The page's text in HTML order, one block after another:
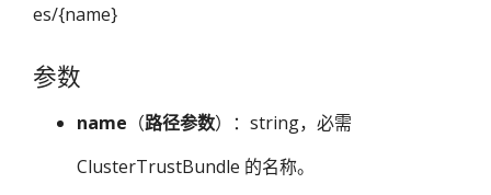
es/{name}
参数
name （路径参数）：string，必需
ClusterTrustBundle 的名称。